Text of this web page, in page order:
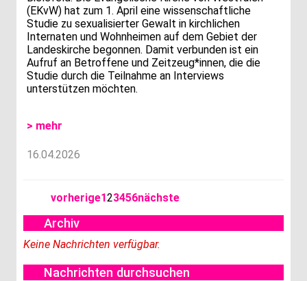
(EKvW) hat zum 1. April eine wissenschaftliche
Studie zu sexualisierter Gewalt in kirchlichen
Internaten und Wohnheimen auf dem Gebiet der
Landeskirche begonnen. Damit verbunden ist ein
Aufruf an Betroffene und Zeitzeug*innen, die die
Studie durch die Teilnahme an Interviews
unterstützen möchten.
> mehr
16.04.2026
vorherige123456nächste
Archiv
Keine Nachrichten verfügbar.
Nachrichten durchsuchen